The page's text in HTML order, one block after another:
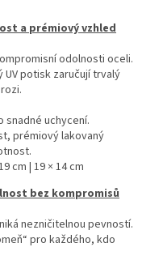
a prémiový vzhled
odolnosti oceli.
potisk zaručují trvalý
uchycení.
prémiový lakovaný
cm | 19 × 14 cm
bez kompromisů
nezničitelnou pevností.
pro každého, kdo